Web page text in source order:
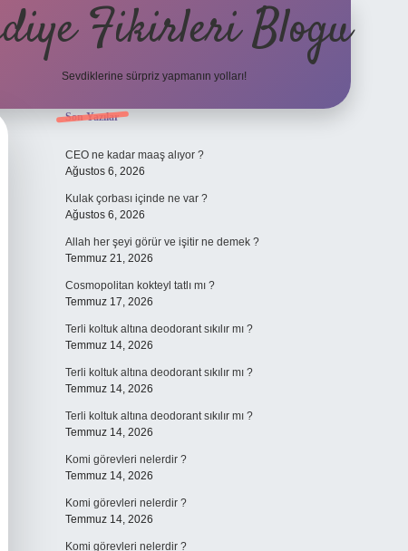
Fikirleri Blogu
Sevdiklerine sürpriz yapmanın yolları!
Sidebar
Son Yazılar
CEO ne kadar maaş alıyor ?
Ağustos 6, 2026
Kulak çorbası içinde ne var ?
Ağustos 6, 2026
Allah her şeyi görür ve işitir ne demek ?
Temmuz 21, 2026
Cosmopolitan kokteyl tatlı mı ?
Temmuz 17, 2026
Terli koltuk altına deodorant sıkılır mı ?
Temmuz 14, 2026
Terli koltuk altına deodorant sıkılır mı ?
Temmuz 14, 2026
Terli koltuk altına deodorant sıkılır mı ?
Temmuz 14, 2026
Komi görevleri nelerdir ?
Temmuz 14, 2026
Komi görevleri nelerdir ?
Temmuz 14, 2026
Komi görevleri nelerdir ?